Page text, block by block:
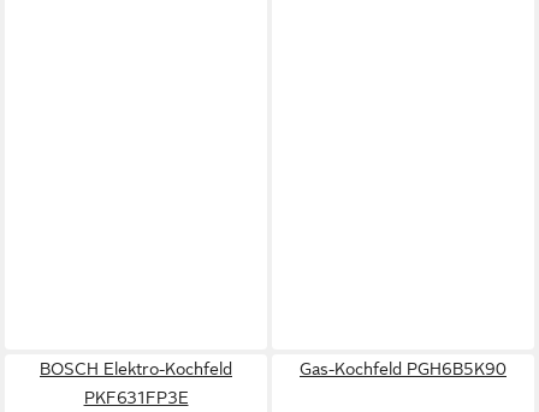
BOSCH Elektro-Kochfeld
PKF631FP3E
Gas-Kochfeld PGH6B5K90